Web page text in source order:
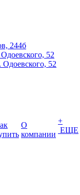
244б
52
52
О
компании
+
ЕЩЕ